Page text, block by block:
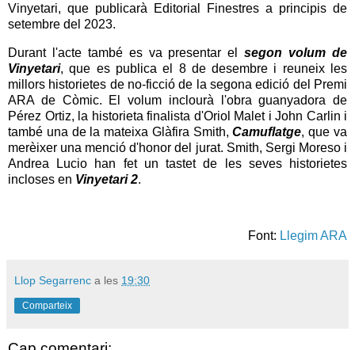
Vinyetari, que publicarà Editorial Finestres a principis de
setembre del 2023.
Durant l'acte també es va presentar elsegon volum de
Vinyetari, que es publica el 8 de desembre i reuneix les
millors historietes de no-ficció de la segona edició del Premi
ARA de Còmic. El volum inclourà l'obra guanyadora de
Pérez Ortiz, la historieta finalista d'Oriol Malet i John Carlin i
també una de la mateixa Glàfira Smith,Camuflatge, que va
merèixer una menció d'honor del jurat. Smith, Sergi Moreso i
Andrea Lucio han fet un tastet de les seves historietes
incloses en Vinyetari 2.
Font: Llegim ARA
Llop Segarrenc a les 19:30
Comparteix